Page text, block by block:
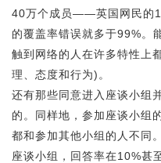
40万个成员——英国网民的
的覆盖率错误就多于99%。
触到网络的人在许多特性上
理、态度和行为)。
还有那些同意进入座谈小组
的。同样地，参加座谈小组
都和参加其他小组的人不同
座谈小组，回答率在10%甚